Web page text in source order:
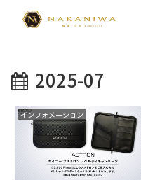
2025-07
インフォメーション